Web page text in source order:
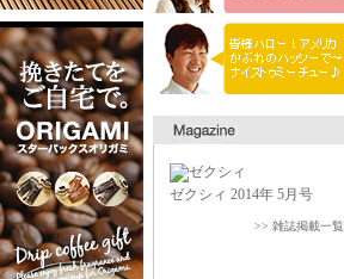
ゼクシィ 2014年 5月号
>> 雑誌掲載一覧